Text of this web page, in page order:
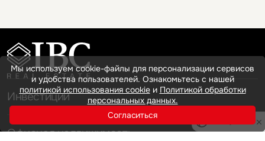
Инвестиции
Офисная недвижимость
Мы используем cookie-файлы для персонализации сервисов
и удобства пользователей. Ознакомьтесь с нашей
политикой использования cookieи Политикой обработки
персональных данных.
Согласиться